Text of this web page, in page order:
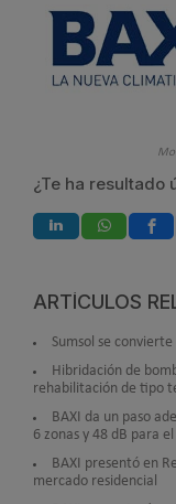
¿Te ha resultado
ARTÍCULOS
Sumsol se
Hibridación de
rehabilitación de tipo
BAXI da un paso
6 zonas y 48 dB para
BAXI presentó en
mercado residencial